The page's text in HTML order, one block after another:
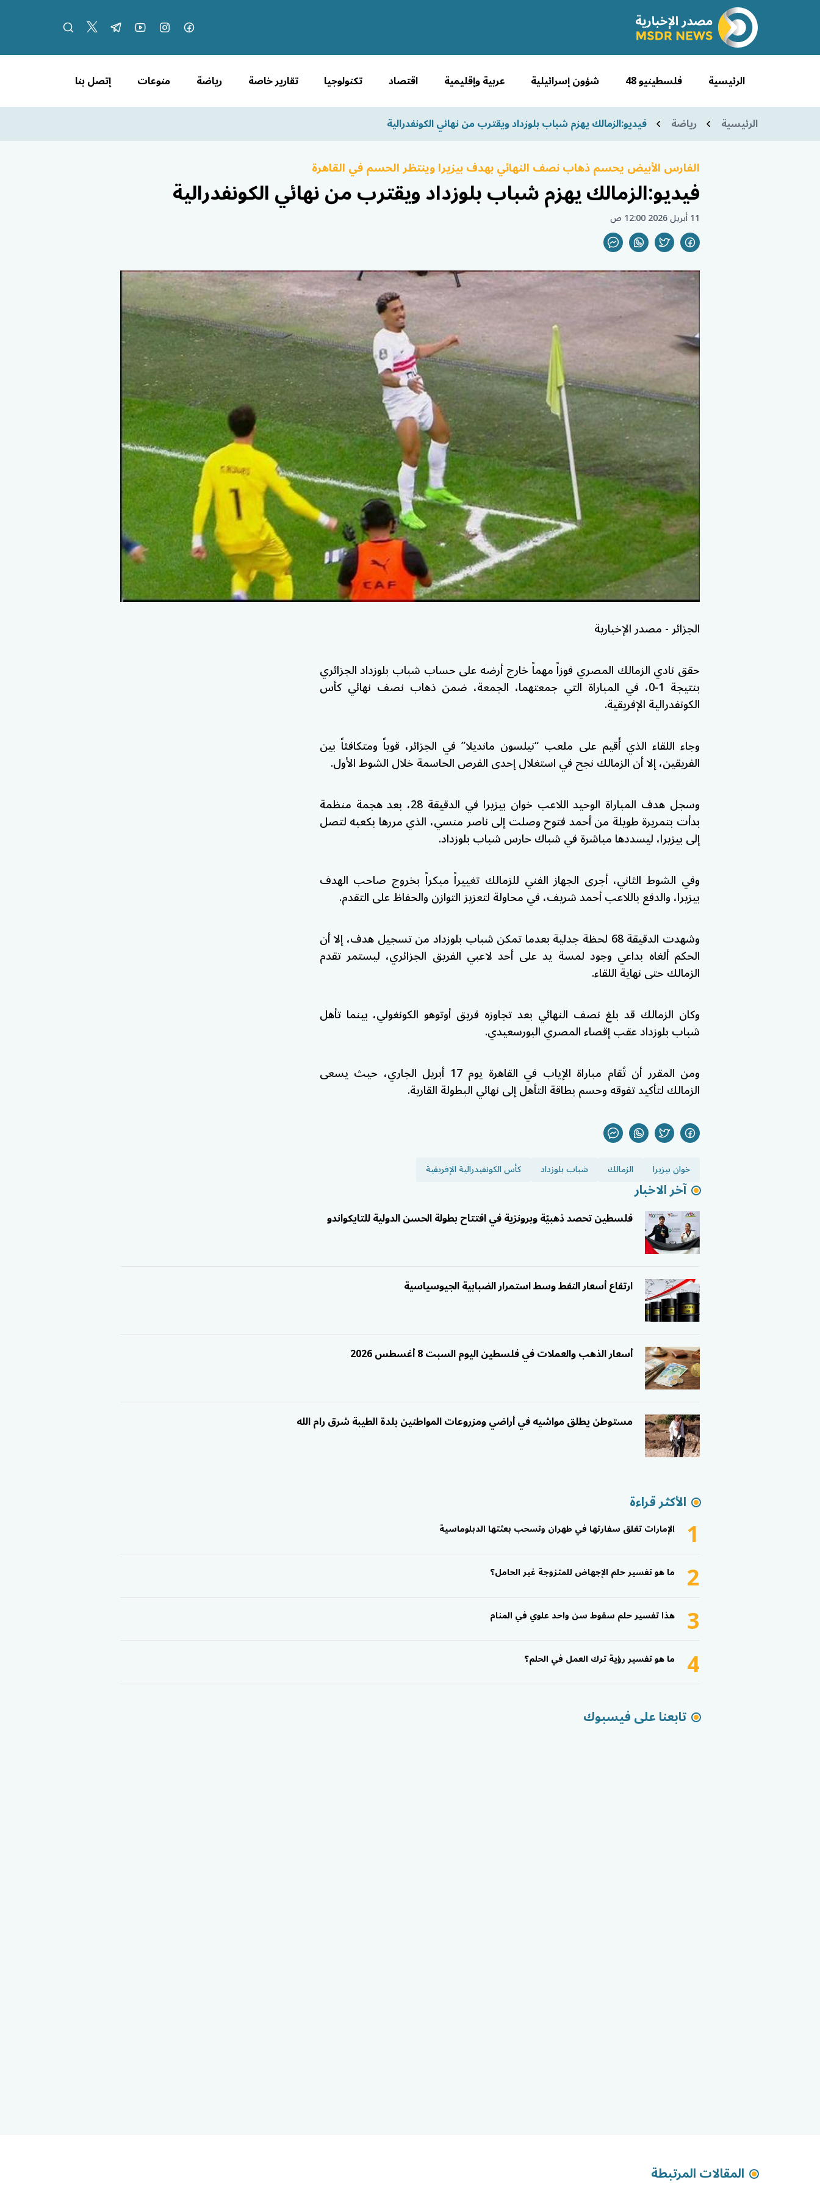
الرئيسية فلسطينيو 48 شؤون إسرائيلية عربية وإقليمية اقتصاد تكنولوجيا تقارير خاصة رياضة منوعات إتصل بنا
الرئيسية رياضة فيديو:الزمالك يهزم شباب بلوزداد ويقترب من نهائي الكونفدرالية
الفارس الأبيض يحسم ذهاب نصف النهائي بهدف بيزيرا وينتظر الحسم في القاهرة
فيديو:الزمالك يهزم شباب بلوزداد ويقترب من نهائي الكونفدرالية
11 أبريل 2026 12:00 ص
الجزائر - مصدر الإخبارية
حقق نادي الزمالك المصري فوزاً مهماً خارج أرضه على حساب شباب بلوزداد الجزائري
بنتيجة 1-0، في المباراة التي جمعتهما، الجمعة، ضمن ذهاب نصف نهائي كأس
الكونفدرالية الإفريقية.
وجاء اللقاء الذي أُقيم على ملعب “نيلسون مانديلا” في الجزائر، قوياً ومتكافئاً بين
الفريقين، إلا أن الزمالك نجح في استغلال إحدى الفرص الحاسمة خلال الشوط الأول.
وسجل هدف المباراة الوحيد اللاعب خوان بيزيرا في الدقيقة 28، بعد هجمة منظمة
بدأت بتمريرة طويلة من أحمد فتوح وصلت إلى ناصر منسي، الذي مررها بكعبه لتصل
إلى بيزيرا، ليسددها مباشرة في شباك حارس شباب بلوزداد.
وفي الشوط الثاني، أجرى الجهاز الفني للزمالك تغييراً مبكراً بخروج صاحب الهدف
بيزيرا، والدفع باللاعب أحمد شريف، في محاولة لتعزيز التوازن والحفاظ على التقدم.
وشهدت الدقيقة 68 لحظة جدلية بعدما تمكن شباب بلوزداد من تسجيل هدف، إلا أن
الحكم ألغاه بداعي وجود لمسة يد على أحد لاعبي الفريق الجزائري، ليستمر تقدم
الزمالك حتى نهاية اللقاء.
وكان الزمالك قد بلغ نصف النهائي بعد تجاوزه فريق أوتوهو الكونغولي، بينما تأهل
شباب بلوزداد عقب إقصاء المصري البورسعيدي.
ومن المقرر أن تُقام مباراة الإياب في القاهرة يوم 17 أبريل الجاري، حيث يسعى
الزمالك لتأكيد تفوقه وحسم بطاقة التأهل إلى نهائي البطولة القارية.
خوان بيزيرا الزمالك شباب بلوزداد كأس الكونفيدرالية الإفريقية
آخر الاخبار
فلسطين تحصد ذهبيّة وبرونزية في افتتاح بطولة الحسن الدولية للتايكواندو
ارتفاع أسعار النفط وسط استمرار الضبابية الجيوسياسية
أسعار الذهب والعملات في فلسطين اليوم السبت 8 أغسطس 2026
مستوطن يطلق مواشيه في أراضي ومزروعات المواطنين بلدة الطيبة شرق رام الله
الأكثر قراءة
1 الإمارات تغلق سفارتها في طهران وتسحب بعثتها الدبلوماسية
2 ما هو تفسير حلم الإجهاض للمتزوجة غير الحامل؟
3 هذا تفسير حلم سقوط سن واحد علوي في المنام
4 ما هو تفسير رؤية ترك العمل في الحلم؟
تابعنا على فيسبوك
المقالات المرتبطة